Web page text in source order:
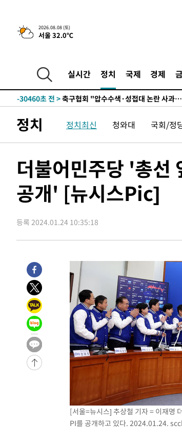
2026.08.08 (토)
서울 32.0℃
실시간 정치 국제 경제
-10744초 전 >
-30460초 전 >축구협회 "압수수색·성접대 논란 사과
송"
-17598초 전 >
'최고 37도' 폭염 지속…강원동해안 최
-10724초 전 >[속보]뉴욕증시 상승 마감…S&P 0.6%
-28997초 전 >[속보]'압수수색·성접대 논란' 축구협회
송"
-17618초 전 >
'최고 37도' 폭염 지속…강원동해안 최대
-10744초 전 >
[속보]뉴욕증시 상승 마감…S&P 0.6%
정치 정치최신 청와대 국회/정
더불어민주당 '총선
공개' [뉴시스Pic]
등록 2024.01.24 10:35:18
[서울=뉴시스] 추상철 기자 = 이재명
PI를 공개하고 있다. 2024.01.24.